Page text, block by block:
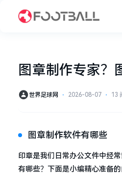
图章制作专家？
世界足球网 ⋅ 2026-08-07 ⋅ 13
图章制作软件有哪些
印章是我们日常办公文件中经
有哪些？下面是小编精心准备